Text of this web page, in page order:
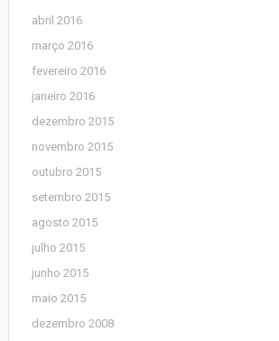
abril 2016
março 2016
fevereiro 2016
janeiro 2016
dezembro 2015
novembro 2015
outubro 2015
setembro 2015
agosto 2015
julho 2015
junho 2015
maio 2015
dezembro 2008